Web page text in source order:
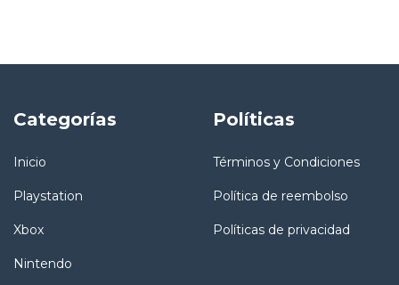
Categorías
Inicio
Playstation
Xbox
Nintendo
Políticas
Términos y Condiciones
Política de reembolso
Políticas de privacidad